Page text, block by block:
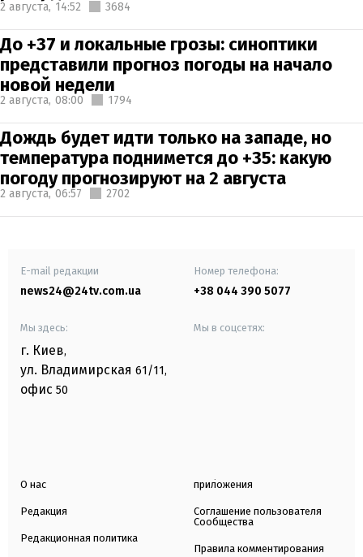
2 августа, 14:52 3684
До +37 и локальные грозы: синоптики
представили прогноз погоды на начало
новой недели
2 августа, 08:00 1794
Дождь будет идти только на западе, но
температура поднимется до +35: какую
погоду прогнозируют на 2 августа
2 августа, 06:57 2702
E-mail редакции
news24@24tv.com.ua
Номер телефона:
+38 044 390 5077
Мы здесь:
г. Киев,
ул. Владимирская 61/11,
офис 50
Мы в соцсетях:
О нас
Редакция
Редакционная политика
приложения
Соглашение пользователя
Сообщества
Правила комментирования